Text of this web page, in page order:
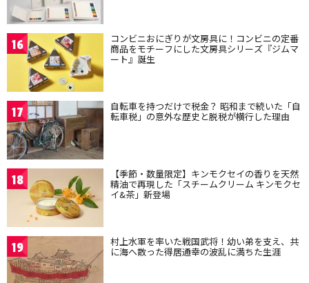
16 コンビニおにぎりが文房具に！コンビニの定番
商品をモチーフにした文房具シリーズ『ジムマ
ート』誕生
17 自転車を持つだけで税金？ 昭和まで続いた「自
転車税」の意外な歴史と脱税が横行した理由
18 【季節・数量限定】キンモクセイの香りを天然
精油で再現した「スチームクリーム キンモクセ
イ&茶」新登場
19 村上水軍を率いた戦国武将！幼い弟を支え、共
に海へ散った得居通幸の波乱に満ちた生涯